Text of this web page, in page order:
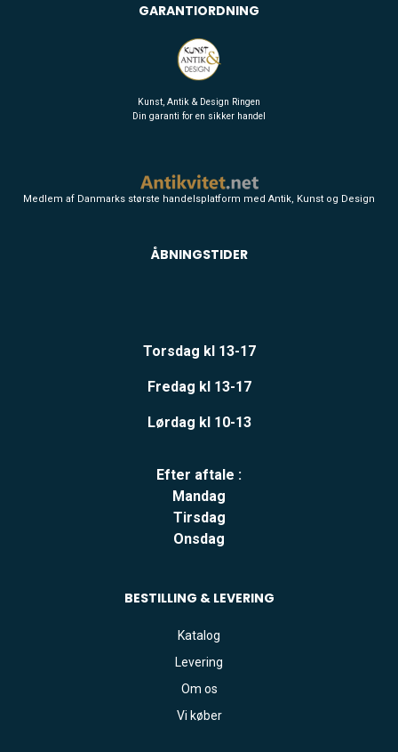
GARANTIORDNING
Kunst, Antik & Design Ringen
Din garanti for en sikker handel
Medlem af Danmarks største handelsplatform med Antik, Kunst og Design
ÅBNINGSTIDER
Torsdag kl 13-17
Fredag kl 13-17
Lørdag kl 10-13
Efter aftale :
Mandag
Tirsdag
Onsdag
BESTILLING & LEVERING
Katalog
Levering
Om os
Vi køber